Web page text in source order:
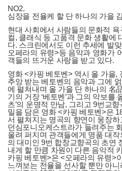
NO2.
심장을 전율케 할 단 하나의 가을
현대 사회에서 사람들의 문화적
컬, 클래식 등 고품격 문화 생활에
다. 스크린에서도 이런 추세에 발
오페라의 유령>등 음악과 영화가
객들의 뜨거운 사랑을 받고 있다.
영화 <카핑 베토벤> 역시 올 가을,
추앙 받는 베토벤의 음악과 그에
에 펼쳐내며 올 가을 단 하나의 名
기의 거장 ‘베토벤’과 그의 악보를
츠’의 운명적 만남, 그리고 9번교
밀을 담은 영화 <카핑 베토벤>은
서 펼쳐지는 명곡의 향연이 웅장
던심포니오케스트라가 들려주는
울려 퍼지며 관객들에게 명품 대
의 대미인 9번 합창교향곡의 초연
내게 할 만큼 차원이 다른 음악적
카핑 베토벤>은 <오페라의 유령>
느껴보는 전율을 선사할 뿐만 아